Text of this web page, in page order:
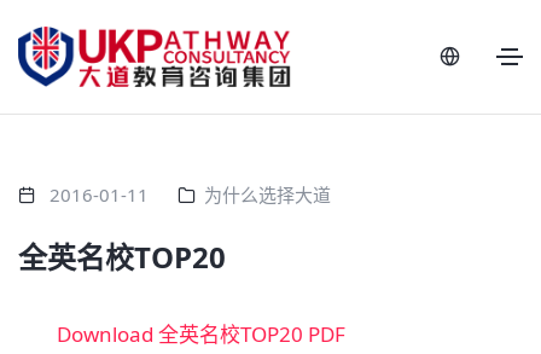
2016-01-11 为什么选择大道
全英名校TOP20
Download 全英名校TOP20 PDF